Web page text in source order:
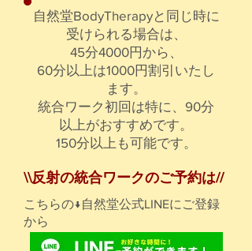
​​自然堂BodyTherapyと同じ時に
受けられる場合は、
45分4000円から、​
​60分以上は​1000円割引いたし
ます。
統合ワーク初回は特に、90分
以上がおすすめです。
​150分以上も可能です。
\\反射の統合ワークのご予約は//
​こちらの↓自然堂公式LINEにご登録
から